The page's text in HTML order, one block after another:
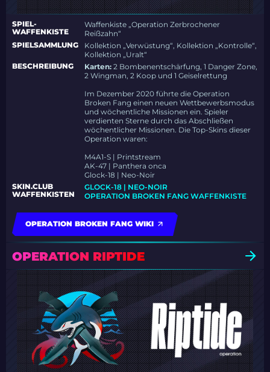
SPIEL-
WAFFENKISTE
Waffenkiste „Operation Zerbrochener
Reißzahn“
SPIELSAMMLUNG
Kollektion „Verwüstung“, Kollektion „Kontrolle“,
Kollektion „Uralt“
BESCHREIBUNG
Karten: 2 Bombenentschärfung, 1 Danger Zone,
2 Wingman, 2 Koop und 1 Geiselrettung
Im Dezember 2020 führte die Operation
Broken Fang einen neuen Wettbewerbsmodus
und wöchentliche Missionen ein. Spieler
verdienten Sterne durch das Abschließen
wöchentlicher Missionen. Die Top-Skins dieser
Operation waren:
M4A1-S | Printstream
AK-47 | Panthera onca
Glock-18 | Neo-Noir
SKIN.CLUB
WAFFENKISTEN
GLOCK-18 | NEO-NOIR
OPERATION BROKEN FANG WAFFENKISTE
OPERATION BROKEN FANG WIKI
OPERATION RIPTIDE